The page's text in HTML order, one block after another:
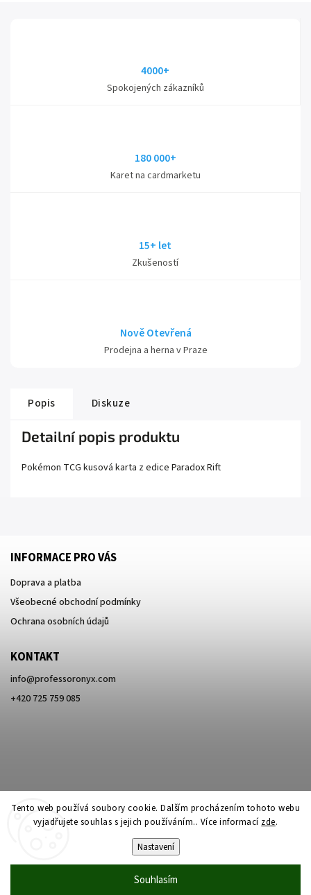
Tento web používá soubory cookie. Dalším procházením tohoto webu
vyjadřujete souhlas s jejich používáním.. Více informací zde.
Nastavení
Souhlasím
4000+
Spokojených zákazníků
180 000+
Karet na cardmarketu
15+ let
Zkušeností
Nově Otevřená
Prodejna a herna v Praze
Popis Diskuze
Detailní popis produktu
Pokémon TCG kusová karta z edice Paradox Rift
INFORMACE PRO VÁS
Doprava a platba
Všeobecné obchodní podmínky
Ochrana osobních údajů
KONTAKT
info@professoronyx.com
+420 725 759 085
Professor Onyx. Všechna práva vyhrazena.